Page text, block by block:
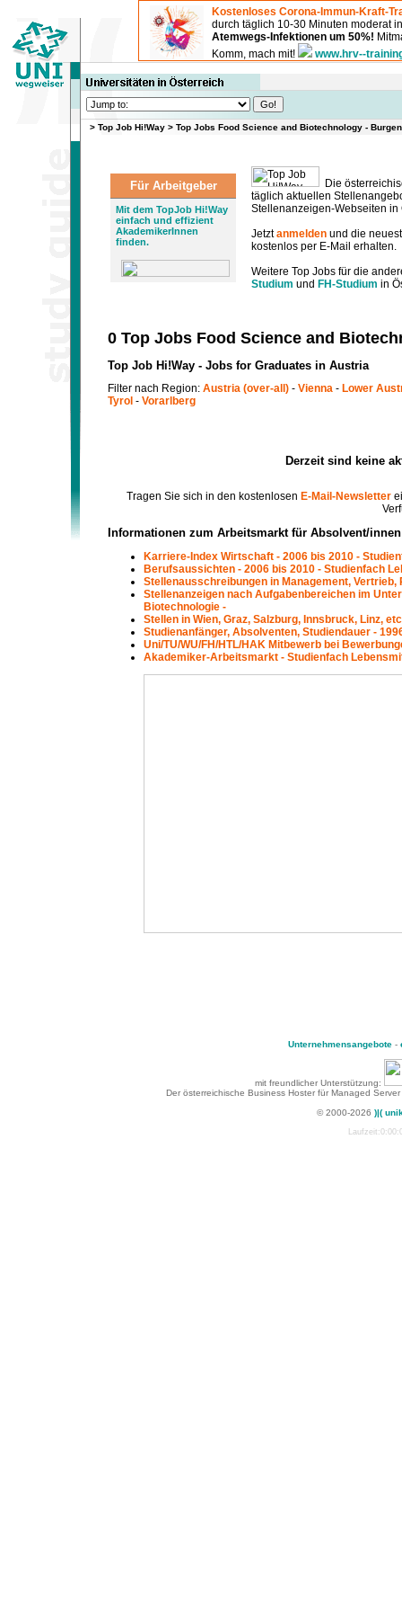
Kostenloses Corona-Immun-Kraft-
durch täglich 10-30 Minuten moderat
Atemwegs-Infektionen um 50%!
Komm, mach mit!
www.hrv--
> Top Job Hi!Way > Top Jobs Food Science and Biotechnology -
Für Arbeitgeber
Mit dem TopJob Hi!Way
einfach und effizient
AkademikerInnen
finden.
Die
täglich aktuellen
Stellenanzeigen-Webseiten in
Jetztanmelden und die
kostenlos per E-Mail erhalten.
Weitere Top Jobs für die
Studium und FH-Studium in
0 Top Jobs Food Science and
Top Job Hi!Way - Jobs for Graduates in Austria
Filter nach Region: Austria (over-all) - Vienna - Lower
Tyrol - Vorarlberg
Derzeit sind keine
Tragen Sie sich in den kostenlosen E-Mail-Newsletter
Informationen zum Arbeitsmarkt für Absolvent/
Karriere-Index Wirtschaft - 2006 bis 2010 -
Berufsaussichten - 2006 bis 2010 - Studienfach
Stellenausschreibungen in Management,
Stellenanzeigen nach Aufgabenbereichen im
Biotechnologie -
Stellen in Wien, Graz, Salzburg, Innsbruck, Linz,
Studienanfänger, Absolventen, Studiendauer -
Uni/TU/WU/FH/HTL/HAK Mitbewerb bei
Akademiker-Arbeitsmarkt - Studienfach
Unternehmensangebote-
mit freundlicher Unterstützung:
Der österreichische Business Hoster für Managed
© 2000-2026 )|(